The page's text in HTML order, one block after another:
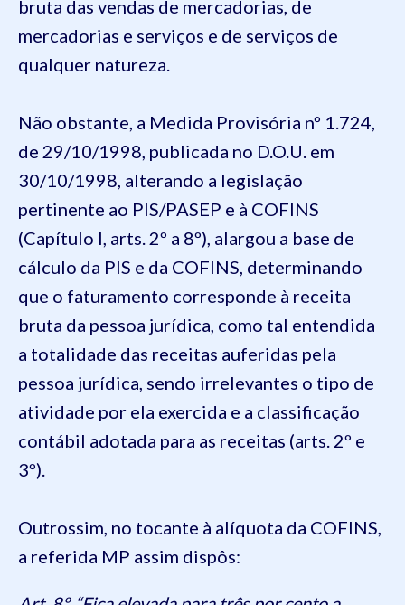
bruta das vendas de mercadorias, de
mercadorias e serviços e de serviços de
qualquer natureza.
Não obstante, a Medida Provisória nº 1.724,
de 29/10/1998, publicada no D.O.U. em
30/10/1998, alterando a legislação
pertinente ao PIS/PASEP e à COFINS
(Capítulo I, arts. 2º a 8º), alargou a base de
cálculo da PIS e da COFINS, determinando
que o faturamento corresponde à receita
bruta da pessoa jurídica, como tal entendida
a totalidade das receitas auferidas pela
pessoa jurídica, sendo irrelevantes o tipo de
atividade por ela exercida e a classificação
contábil adotada para as receitas (arts. 2º e
3º).
Outrossim, no tocante à alíquota da COFINS,
a referida MP assim dispôs: